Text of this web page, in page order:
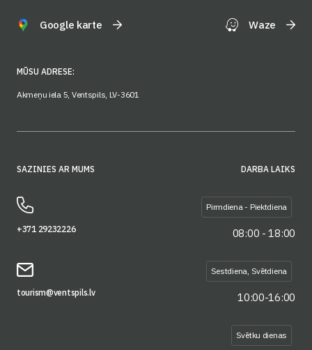
Google karte Waze
MŪSU ADRESE:
Akmeņu iela 5, Ventspils, LV-3601
SAZINIES AR MUMS
+371 29232226
tourism@ventspils.lv
DARBA LAIKS
Pirmdiena - Piektdiena
08:00 - 18:00
Sestdiena, Svētdiena
10:00-16:00
Svētku dienas